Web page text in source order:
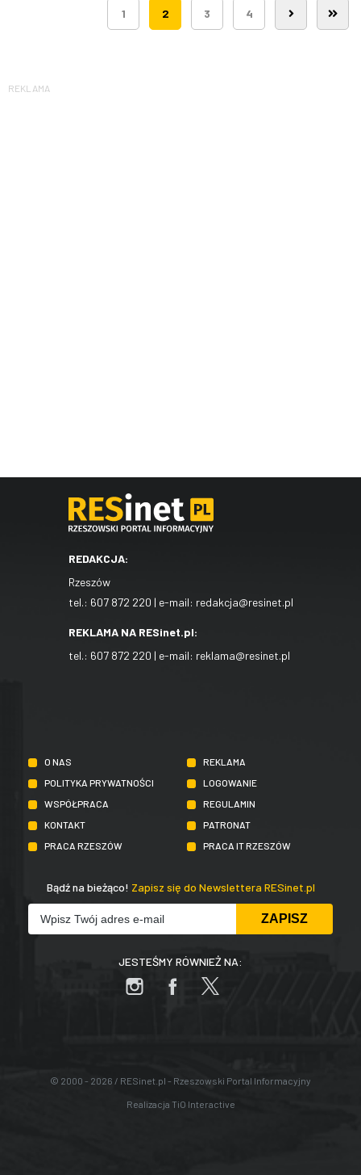
1 2 3 4
REKLAMA
REDAKCJA:
Rzeszów
tel.: 607 872 220 | e-mail: redakcja@resinet.pl
REKLAMA NA RESinet.pl:
tel.: 607 872 220 | e-mail: reklama@resinet.pl
O NAS
REKLAMA
POLITYKA PRYWATNOŚCI
LOGOWANIE
WSPÓŁPRACA
REGULAMIN
KONTAKT
PATRONAT
PRACA RZESZÓW
PRACA IT RZESZÓW
Bądź na bieżąco! Zapisz się do Newslettera RESinet.pl
JESTEŚMY RÓWNIEŻ NA:
© 2000 - 2026 / RESinet.pl - Rzeszowski Portal Informacyjny
Realizacja TiO Interactive